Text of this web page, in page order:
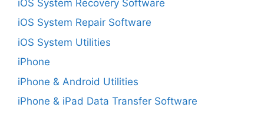
iOS System Recovery Software
iOS System Repair Software
iOS System Utilities
iPhone
iPhone & Android Utilities
iPhone & iPad Data Transfer Software